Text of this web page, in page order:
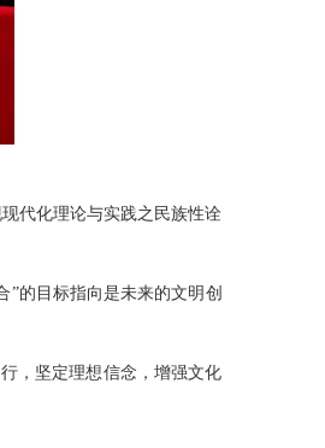
代化理论与实践之民族性诠
”的目标指向是未来的文明创
，坚定理想信念，增强文化